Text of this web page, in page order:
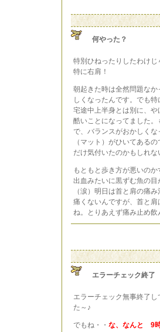
何やった？
特別ひねったりしたわけ
特に右肩！
朝起きた時は全然問題な
しくなったんです。でも
宅途中上半身とは別に、
酷いことになってました
で、バランスがおかしく
（マット）がひいてある
だけ気付いたのかもしれな
もともと歩き方が悪いの
出血みたいに黒ずむ魚の
（涙）明日は首と肩の痛
痛くないんですが、首と
ね。とりあえず痛み止め飲
エラーチェック終了
エラーチェック無事終了
た～♪
でもね・・ な、なんと 9